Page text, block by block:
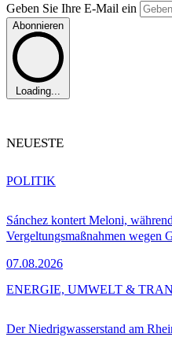
Geben Sie Ihre E-Mail ein
Abonnieren
Loading...
NEUESTE
Sánchez kontert Meloni,
Vergeltungsmaßnahmen wegen
07.08.2026
POLITIK
Der Niedrigwasserstand am
ENERGIE, UMWELT &